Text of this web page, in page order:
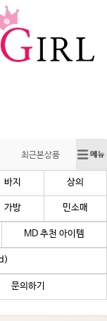
최근본상품
바지 상의
가방 민소매
MD 추천 아이템
문의하기